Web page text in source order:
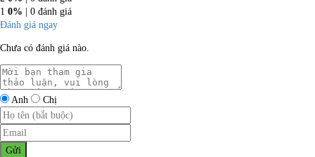
1 0% | 0 đánh giá
Đánh giá ngay
Chưa có đánh giá nào.
Anh Chị
Gửi